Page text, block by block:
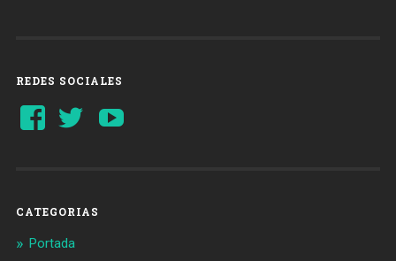
REDES SOCIALES
Ver
perfil
Ver
perfil
CATEGORIAS
Portada